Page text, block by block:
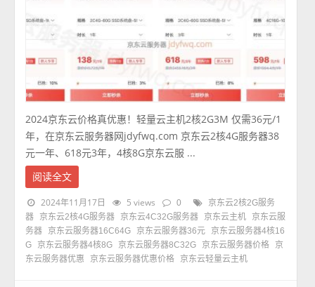
2024京东云价格真优惠！轻量云主机2核2G3M 仅需36元/1
年，在京东云服务器网jdyfwq.com 京东云2核4G服务器38
元一年、618元3年，4核8G京东云服 ...
阅读全文
2024年11月17日 5 views 0
京东云2核2G服务
器
京东云2核4G服务器 京东云4C32G服务器 京东云主机
京东云服
务器
京东云服务器16C64G 京东云服务器36元
京东云服务器4核16
G
京东云服务器4核8G 京东云服务器8C32G 京东云服务器价格
京
东云服务器优惠
京东云服务器优惠价格 京东云轻量云主机